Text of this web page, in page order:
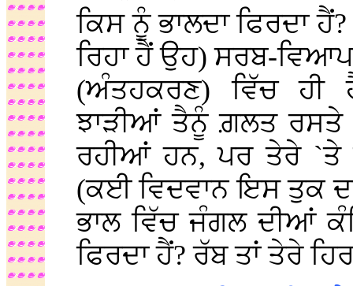
ਕਿਸ ਨੂੰ ਭਾਲਦਾ ਫਿਰਦਾ
ਰਿਹਾ ਹੈਂ ਉਹ) ਸਰਬ-
(ਅੰਤਹਕਰਣ) ਵਿੱਚ
ਝਾੜੀਆਂ ਤੈਨੂੰ ਗ਼ਲਤ
ਰਹੀਆਂ ਹਨ, ਪਰ ਤੇਰੇ `ਤੇ
(ਕਈ ਵਿਦਵਾਨ ਇਸ ਤੁਕ
ਭਾਲ ਵਿੱਚ ਜੰਗਲ ਦੀਆਂ
ਫਿਰਦਾ ਹੈਂ? ਰੱਬ ਤਾਂ ਤੇਰੇ